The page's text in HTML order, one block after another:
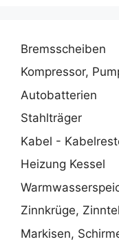
Bremsscheiben
Kompressor,
Autobatterien
Stahlträger
Kabel -
Heizung Kessel
Zinnkrüge,
Markisen,